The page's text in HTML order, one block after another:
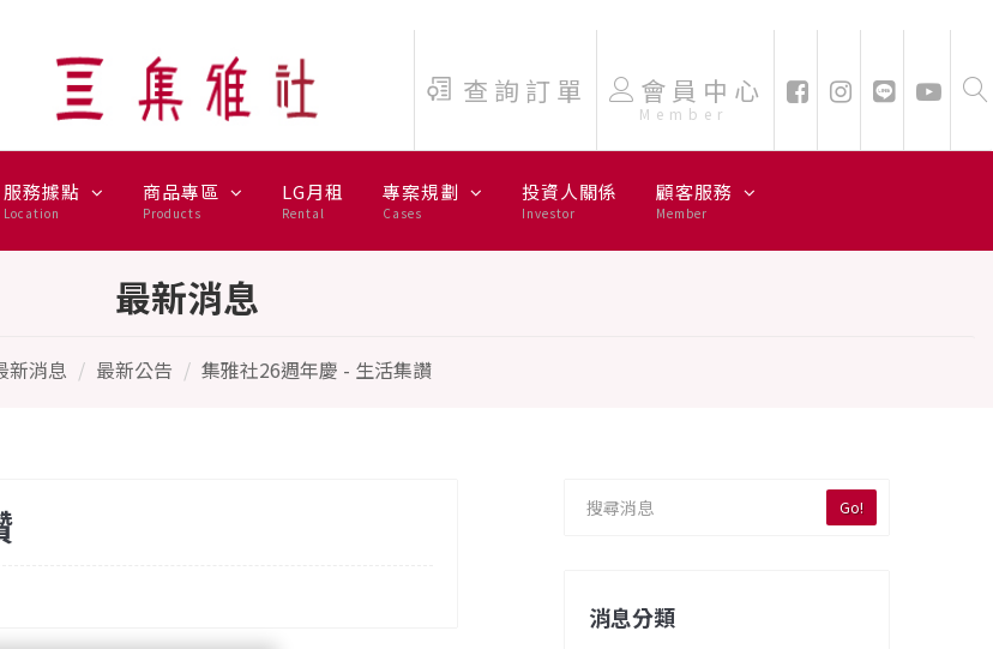
查詢訂單 會員中心
Member
服務據點
Location
商品專區
Products
LG月租
Rental
專案規劃
Cases
投資人關係
Investor
顧客服務
Member
最新消息
新消息 最新公告 集雅社26週年慶 - 生活集讚
Go!
消息分類